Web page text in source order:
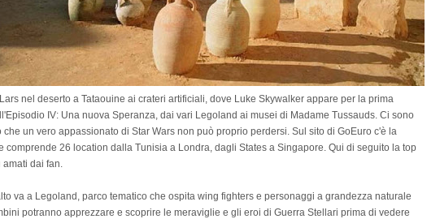
nel deserto a Tataouine ai crateri artificiali, dove Luke Skywalker appare per la prima
IV: Una nuova Speranza, dai vari Legoland ai musei di Madame Tussauds. Ci sono
che un vero appassionato di Star Wars non può proprio perdersi. Sul sito di GoEuro c'è la
comprende 26 location dalla Tunisia a Londra, dagli States a Singapore. Qui di seguito la top
dai fan.
va a Legoland, parco tematico che ospita wing fighters e personaggi a grandezza naturale
potranno apprezzare e scoprire le meraviglie e gli eroi di Guerra Stellari prima di vedere